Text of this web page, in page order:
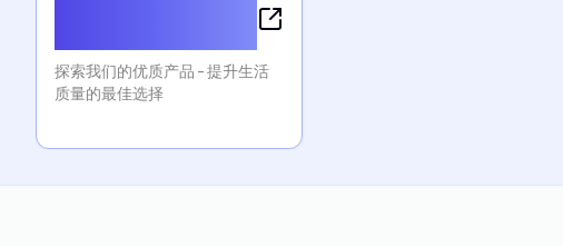
探索我们的优质产品 - 提升生活
质量的最佳选择